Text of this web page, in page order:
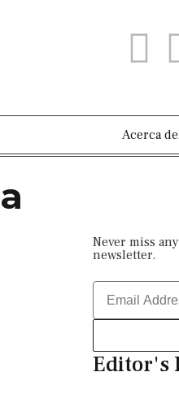
Acerca
Never miss
newsletter.
Editor's